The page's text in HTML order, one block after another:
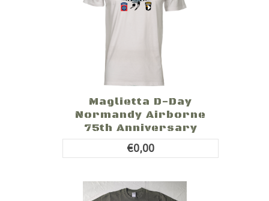
Maglietta D-Day
Normandy Airborne
75th Anniversary
€0,00